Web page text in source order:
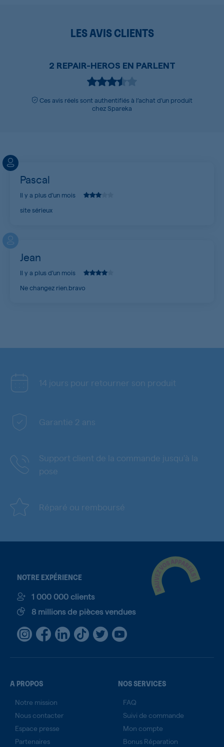
LES AVIS CLIENTS
2 REPAIR-HEROS EN PARLENT
Ces avis réels sont authentifiés à l’achat d’un produit
chez Spareka
Pascal
Il y a plus d’un mois
site sérieux
Jean
Il y a plus d’un mois
Ne changez rien.bravo
14 jours pour retourner son produit
Garantie 2 ans
Support client de la commande jusqu'à la
pose
Réparé ou remboursé
NOTRE EXPÉRIENCE
1 000 000 clients
8 millions de pièces vendues
A PROPOS
Notre mission
Nous contacter
Espace presse
Partenaires
NOS SERVICES
FAQ
Suivi de commande
Mon compte
Bonus Réparation